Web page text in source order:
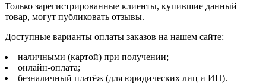
Только зарегистрированные клиенты, купившие данный
товар, могут публиковать отзывы.
Доступные варианты оплаты заказов на нашем сайте:
наличными (картой) при получении;
онлайн-оплата;
безналичный платёж (для юридических лиц и ИП).